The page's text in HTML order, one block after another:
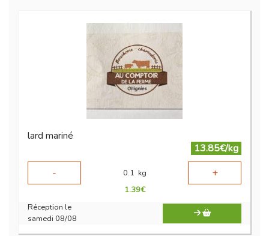
lard mariné
13.85€/kg
-
0.1 kg +
1.39€
Réception le
samedi 08/08